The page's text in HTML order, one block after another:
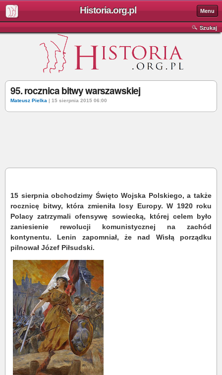
Historia.org.pl Menu
Szukaj
95. rocznica bitwy warszawskiej
Mateusz Pielka | 15 sierpnia 2015 06:00
15 sierpnia obchodzimy Święto Wojska Polskiego, a także
rocznicę bitwy, która zmieniła losy Europy. W 1920 roku
Polacy zatrzymali ofensywę sowiecką, której celem było
zaniesienie rewolucji komunistycznej na zachód
kontynentu. Lenin zapomniał, że nad Wisłą porządku
pilnował Józef Piłsudski.